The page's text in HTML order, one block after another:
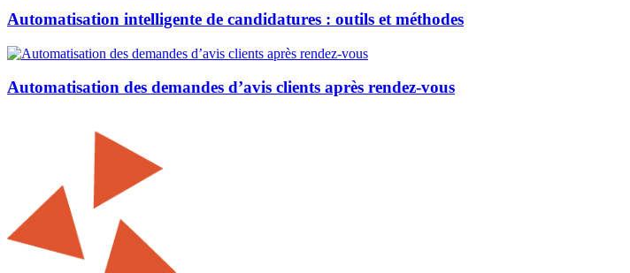
Automatisation intelligente de candidatures : outils et méthodes
Automatisation des demandes d’avis clients après rendez-vous